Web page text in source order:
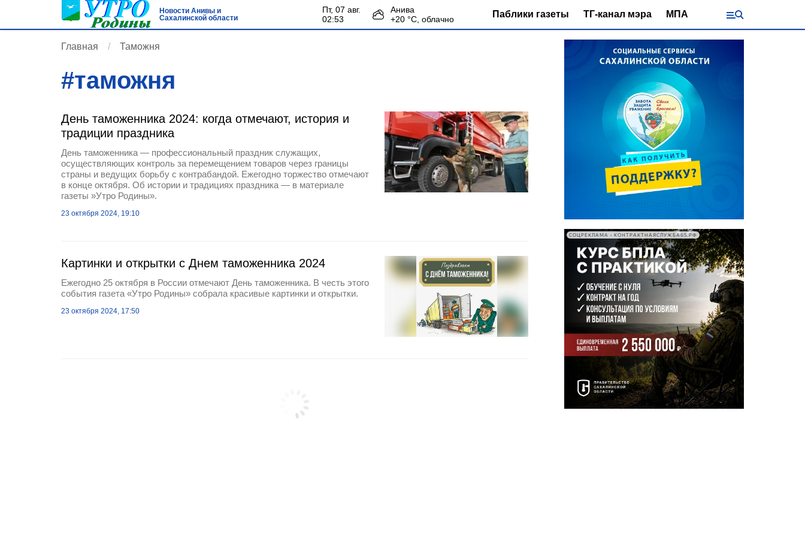
Новости Анивы и
Сахалинской области
пт, 07 авг.
02:53
Анива
+20 °С, облачно Паблики газеты ТГ-канал мэра МПА
Главная Таможня
#таможня
День таможенника 2024: когда отмечают, история и
традиции праздника
День таможенника — профессиональный праздник служащих,
осуществляющих контроль за перемещением товаров через границы
страны и ведущих борьбу с контрабандой. Ежегодно торжество отмечают
в конце октября. Об истории и традициях праздника — в материале
газеты »Утро Родины».
23 октября 2024, 19:10
Картинки и открытки с Днем таможенника 2024
Ежегодно 25 октября в России отмечают День таможенника. В честь этого
события газета «Утро Родины» собрала красивые картинки и открытки.
23 октября 2024, 17:50
СОЦРЕКЛАМА • КОНТРАКТНАЯСЛУЖБА65.РФ